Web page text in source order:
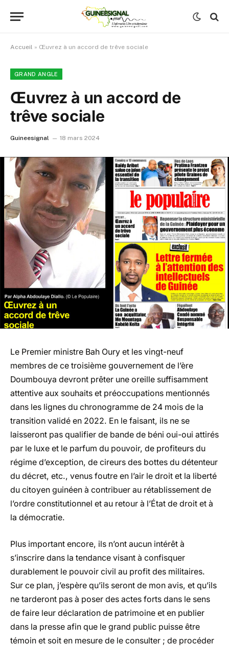
Accueil » Œuvrez à un accord de trêve sociale
GRAND ANGLE
Œuvrez à un accord de
trêve sociale
Guineesignal 18 mars 2024
Le Premier ministre Bah Oury et les vingt-neuf
membres de ce troisième gouvernement de l’ère
Doumbouya devront prêter une oreille suffisamment
attentive aux souhaits et préoccupations mentionnés
dans les lignes du chronogramme de 24 mois de la
transition validé en 2022. En le faisant, ils ne se
laisseront pas qualifier de bande de béni oui-oui attirés
par le luxe et le parfum du pouvoir, de profiteurs du
régime d’exception, de cireurs des bottes du détenteur
du décret, etc., venus foutre en l’air le droit et la liberté
du citoyen guinéen à contribuer au rétablissement de
l’ordre constitutionnel et au retour à l’État de droit et à
la démocratie.
Plus important encore, ils n’ont aucun intérêt à
s’inscrire dans la tendance visant à confisquer
durablement le pouvoir civil au profit des militaires.
Sur ce plan, j’espère qu’ils seront de mon avis, et qu’ils
ne tarderont pas à poser des actes forts dans le sens
de faire leur déclaration de patrimoine et en publier
dans la presse afin que le grand public puisse être
témoin et soit en mesure de le consulter ; de procéder